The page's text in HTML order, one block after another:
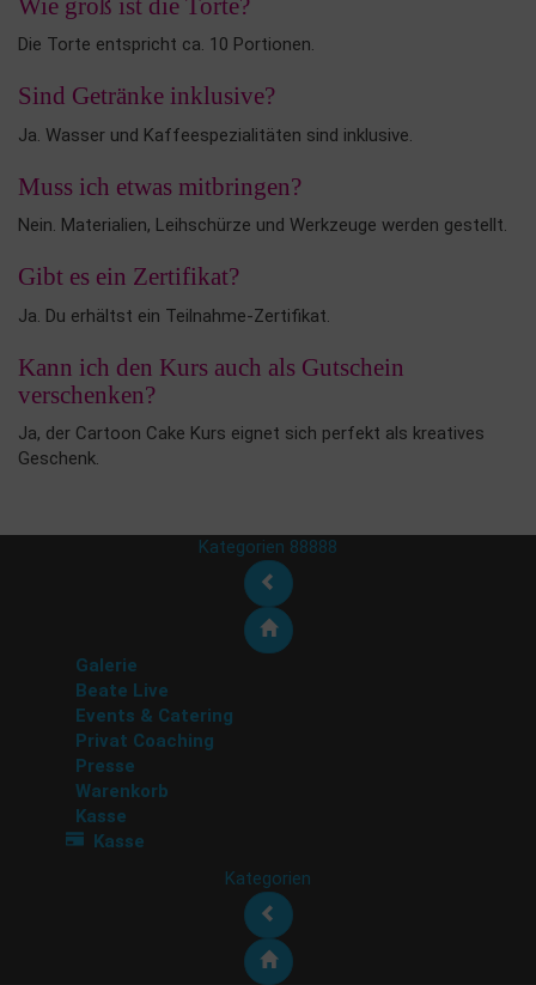
Die Torte entspricht ca. 10 Portionen.
Sind Getränke inklusive?
Ja. Wasser und Kaffeespezialitäten sind inklusive.
Muss ich etwas mitbringen?
Nein. Materialien, Leihschürze und Werkzeuge werden gestellt.
Gibt es ein Zertifikat?
Ja. Du erhältst ein Teilnahme-Zertifikat.
Kann ich den Kurs auch als Gutschein
verschenken?
Ja, der Cartoon Cake Kurs eignet sich perfekt als kreatives
Geschenk.
Kategorien 88888
Galerie
Beate Live
Events & Catering
Privat Coaching
Presse
Warenkorb
Kasse
Kasse
Kategorien